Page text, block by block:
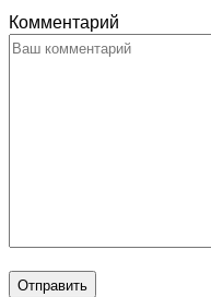
Комментарий
Отправить